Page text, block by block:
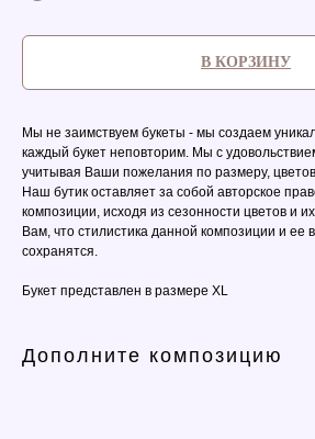
В КОРЗИНУ
Мы не заимствуем букеты - мы создаем
каждый букет неповторим. Мы с
учитывая Ваши пожелания по размеру,
Наш бутик оставляет за собой авторское
композиции, исходя из сезонности цветов и
Вам, что стилистика данной композиции и ее
сохранятся.
Букет представлен в размере XL
Дополните композицию